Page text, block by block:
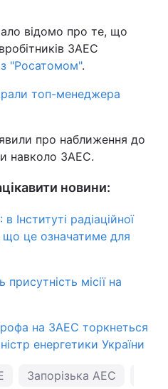
відомо про те, що
ЗАЕС
"Росатомом".
топ-менеджера
про наближення до
навколо ЗАЕС.
новини:
Інституті радіаційної
що це означатиме для
місії на
на ЗАЕС торкнеться
енергетики України
Запорізька АЕС